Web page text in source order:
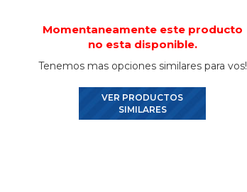
Momentaneamente este producto
no esta disponible.
Tenemos mas opciones similares para vos!
VER PRODUCTOS
SIMILARES